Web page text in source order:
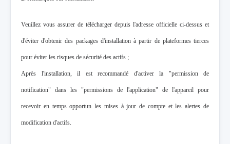
Veuillez vous assurer de télécharger depuis l'adresse officielle ci-dessus et
d'éviter d'obtenir des packages d'installation à partir de plateformes tierces
pour éviter les risques de sécurité des actifs ;
Après l'installation, il est recommandé d'activer la "permission de
notification" dans les "permissions de l'application" de l'appareil pour
recevoir en temps opportun les mises à jour de compte et les alertes de
modification d'actifs.